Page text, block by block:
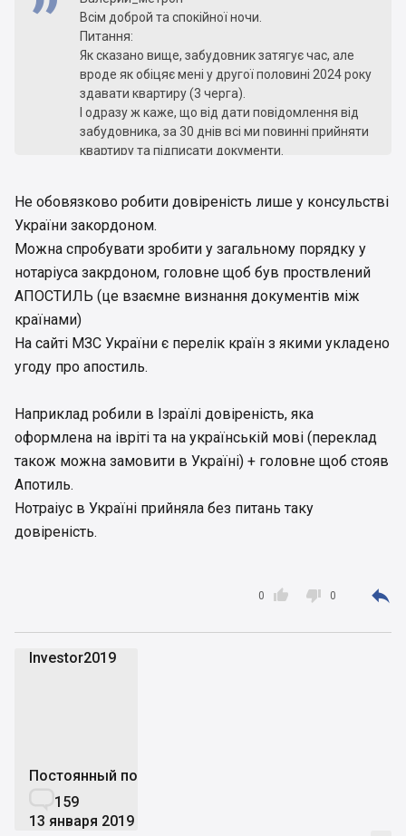
Всім доброй та спокійної ночи.
Питання:
Як сказано вище, забудовник затягує час, але
вроде як обіцяє мені у другої половині 2024 року
здавати квартиру (3 черга).
І одразу ж каже, що від дати повідомлення від
забудовника, за 30 днів всі ми повинні прийняти
квартиру та підписати документи.
Робити довіренність із-за кордону, як вони же ї
радять робити - це ще той гемор, да ї наша
влада взагалі може зробити це неможливим(.
Чи консультувався ли хто з юрістами з приводу,
чи може забудовник взагалі вимагати від нас
якіхось стороків під час воєнного стану?
Дякую за обгрунтовану відповідь.
Не обовязково робити довіреність лише у консульстві
України закордоном.
Можна спробувати зробити у загальному порядку у
нотаріуса закрдоном, головне щоб був проствлений
АПОСТИЛЬ (це взаємне визнання документів між
країнами)
На сайті МЗС України є перелік країн з якими укладено
угоду про апостиль.
Наприклад робили в Ізраїлі довіреність, яка
оформлена на івріті та на українській мові (переклад
також можна замовити в Україні) + головне щоб стояв
Апотиль.
Нотраіус в Україні прийняла без питань таку
довіреність.

0  0 
Investor2019
Постоянный пользователь
159
13 января 2019